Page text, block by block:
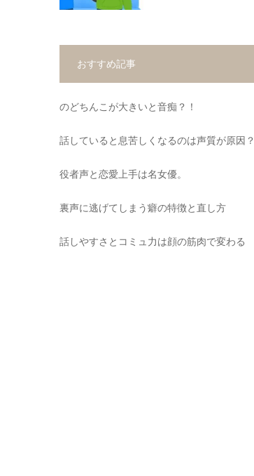
おすすめ記事
のどちんこが大きいと音痴？！
話していると息苦しくなるのは声質が原因？
役者声と恋愛上手は名女優。
裏声に逃げてしまう癖の特徴と直し方
話しやすさとコミュ力は顔の筋肉で変わる